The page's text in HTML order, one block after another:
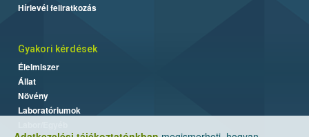
Hírlevél feliratkozás
Gyakori kérdések
Élelmiszer
Állat
Növény
Laboratóriumok